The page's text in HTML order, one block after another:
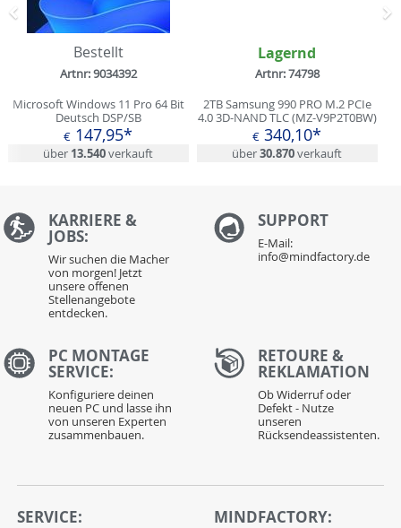
Bestellt
Artnr: 9034392
Microsoft Windows 11 Pro 64 Bit
Deutsch DSP/SB
€ 147,95*
über 13.540verkauft
Lagernd
Artnr: 74798
2TB Samsung 990 PRO M.2 PCIe
4.0 3D-NAND TLC (MZ-V9P2T0BW)
€ 340,10*
über30.870verkauft
Zurück
KARRIERE &
JOBS:
Wir suchen die Macher
von morgen! Jetzt
unsere offenen
Stellenangebote
entdecken.
SUPPORT
E-Mail:
info@mindfactory.de
PC MONTAGE
SERVICE:
Konfiguriere deinen
neuen PC und lasse ihn
von unseren Experten
zusammenbauen.
RETOURE &
REKLAMATION
Ob Widerruf oder
Defekt - Nutze
unseren
Rücksendeassistenten.
SERVICE: MINDFACTORY: